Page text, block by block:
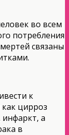
во всем
потребления
связаны
к
цирроз
инфаркт, а
в